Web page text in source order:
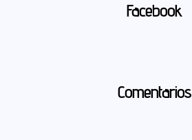
Facebook
Comentarios